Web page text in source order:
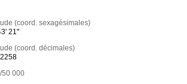
sexagésimales)
21"
décimales)
50 000